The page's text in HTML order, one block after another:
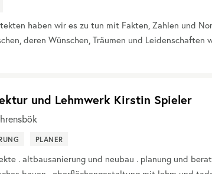
haben wir es zu tun mit Fakten, Zahlen und
deren Wünschen, Träumen und Leidenschaften
und Lehmwerk Kirstin Spieler
PLANER
. altbausanierung und neubau . planung und